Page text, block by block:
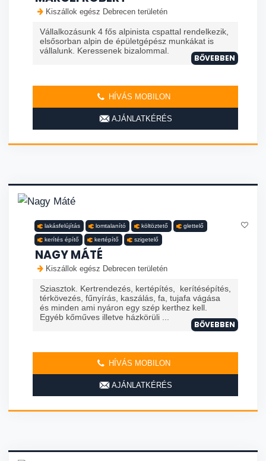
Kiszállok egész Debrecen területén
Vállalkozásunk 4 fős alpinista cspattal rendelkezik,
elsősorban alpin de épületgépész munkákat is
vállalunk. Keressenek bizalommal.
BŐVEBBEN
HÍVÁS MOBILON
AJÁNLATKÉRÉS
lakásfelújítás lomtalanító költöztető glettelő
kerítés építő kertépítő szigetelő
NAGY MÁTÉ
Kiszállok egész Debrecen területén
Sziasztok. Kertrendezés, kertépítés, kerítésépítés,
térkövezés, fűnyírás, kaszálás, fa, tujafa vágása
és minden ami nyáron egy szép kerthez kell.
Egyéb kőműves illetve házkörüli ...
BŐVEBBEN
HÍVÁS MOBILON
AJÁNLATKÉRÉS